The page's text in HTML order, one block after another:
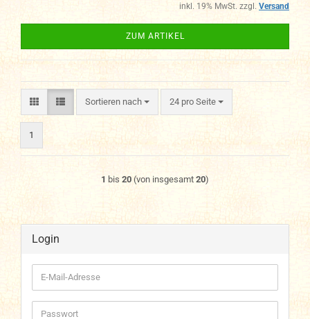
inkl. 19% MwSt. zzgl. Versand
ZUM ARTIKEL
Sortieren nach
Sortieren nach 24 pro Seite
pro Seite
1
1 bis 20 (von insgesamt 20)
Login
E-
Mail-
Adresse
Passwort